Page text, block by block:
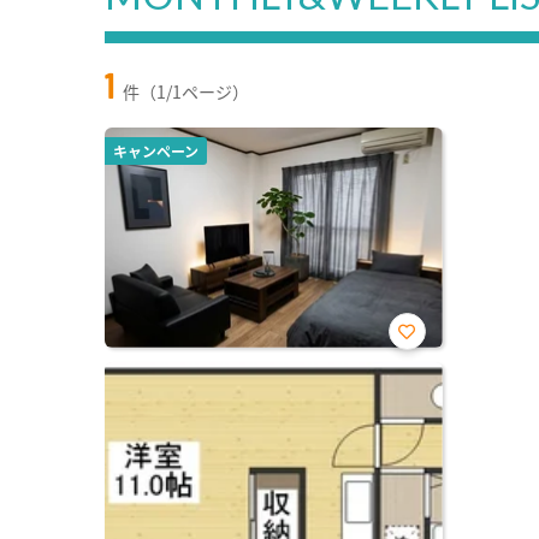
1 件（1/1ページ）
キャンペーン
お気
に入
録